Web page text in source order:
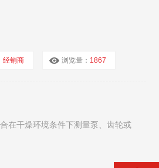
经销商 浏览量： 1867
在干燥环境条件下测量泵、齿轮或